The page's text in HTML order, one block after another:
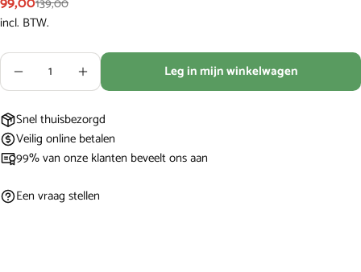
Verkoopprijs
Normale
prijs
incl. BTW.
Hoeveelheid
Aantal verlagen voor Coolfit Rolgordijn Antraciet
Verhoog het aantal voor Coolfit Rolgordijn
Leg in mijn winkelwagen
Snel thuisbezorgd
Veilig online betalen
99% van onze klanten beveelt ons aan
Een vraag stellen
Stuur vraag